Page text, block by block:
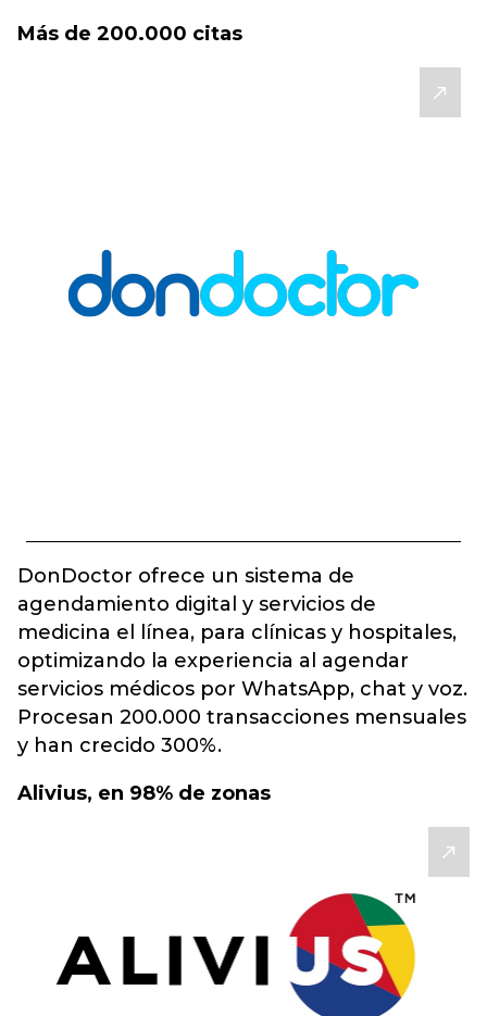
Más de 200.000 citas
DonDoctor ofrece un sistema de
agendamiento digital y servicios de
medicina el línea, para clínicas y hospitales,
optimizando la experiencia al agendar
servicios médicos por WhatsApp, chat y voz.
Procesan 200.000 transacciones mensuales
y han crecido 300%.
Alivius, en 98% de zonas